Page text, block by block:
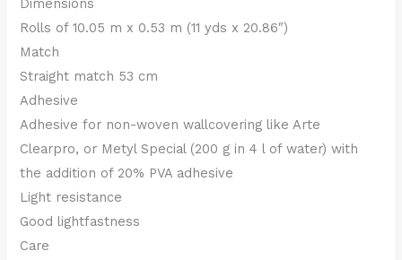
Dimensions
Rolls of 10.05 m x 0.53 m (11 yds x 20.86″)
Match
Straight match 53 cm
Adhesive
Adhesive for non-woven wallcovering like Arte
Clearpro, or Metyl Special (200 g in 4 l of water) with
the addition of 20% PVA adhesive
Light resistance
Good lightfastness
Care